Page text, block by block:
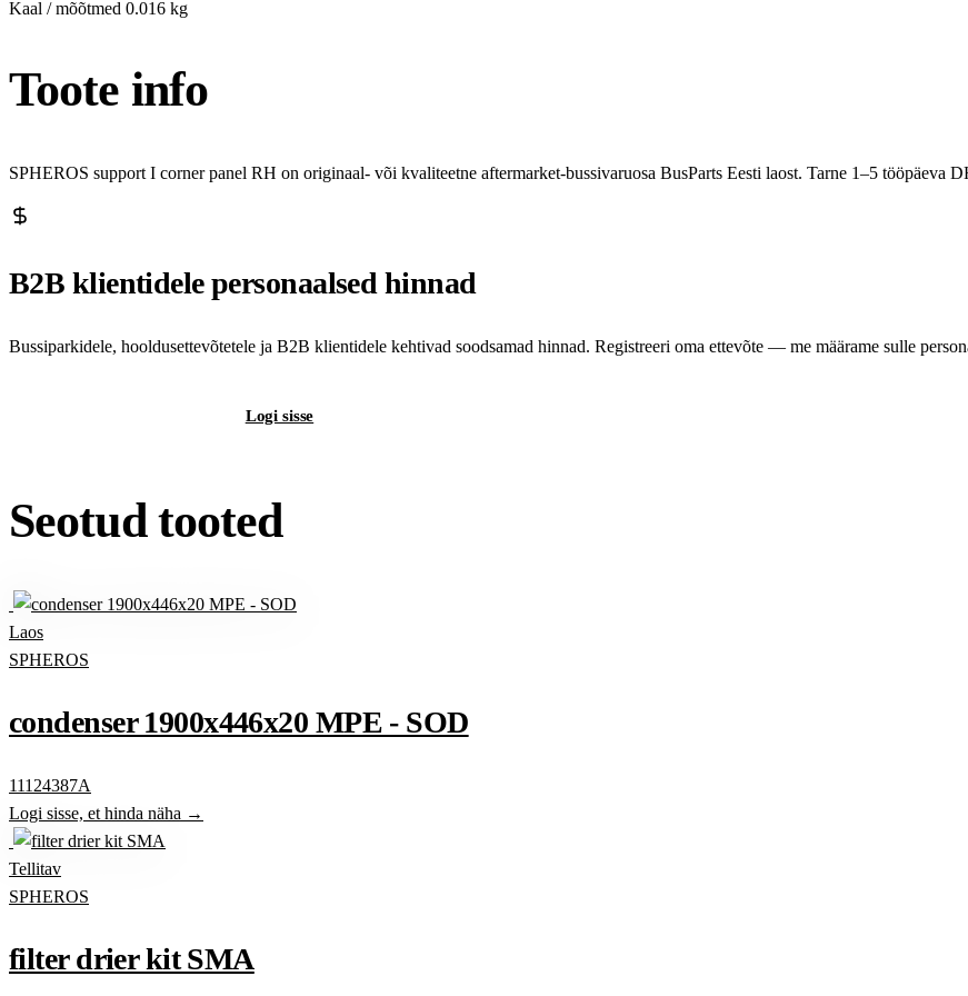
Kaal / mõõtmed 0.016 kg
Toote info
SPHEROS support I corner panel RH on originaal- või kvaliteetne aftermarket-bussivaruosa BusParts Eesti laost. Tarne 1–5 tööpäeva
B2B klientidele personaalsed hinnad
Bussiparkidele, hooldusettevõtetele ja B2B klientidele kehtivad soodsamad hinnad. Registreeri oma ettevõte — me määrame sulle
Logi sisse
Seotud tooted
Laos
SPHEROS
condenser 1900x446x20 MPE - SOD
11124387A
Logi sisse, et hinda näha →
Tellitav
SPHEROS
filter drier kit SMA